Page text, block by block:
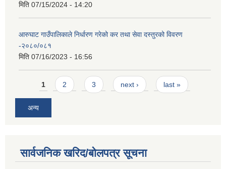
मिति 07/15/2024 - 14:20
आरुघाट गाउँपालिकाले निर्धारण गरेको कर तथा सेवा दस्तुरको विवरण
-२०८०/०८१
मिति 07/16/2023 - 16:56
Pages
1 2 3 next › last »
अन्य
सार्वजनिक खरिद/बोलपत्र सूचना